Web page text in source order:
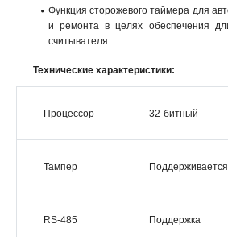
Функция сторожевого таймера для
и ремонта в целях обеспечения
считывателя
Технические характеристики:
Процессор 32-битный
Тампер Поддерживается
RS-485 Поддержка